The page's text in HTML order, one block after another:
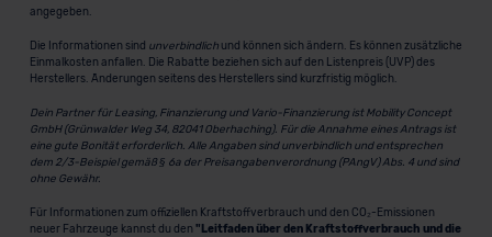
angegeben.
Die Informationen sind unverbindlichund können sich ändern. Es können zusätzliche
Einmalkosten anfallen. Die Rabatte beziehen sich auf den Listenpreis (UVP) des
Herstellers. Änderungen seitens des Herstellers sind kurzfristig möglich.
Dein Partner für Leasing, Finanzierung und Vario-Finanzierung ist Mobility Concept
GmbH (Grünwalder Weg 34, 82041 Oberhaching). Für die Annahme eines Antrags ist
eine gute Bonität erforderlich. Alle Angaben sind unverbindlich und entsprechen
dem 2/3-Beispiel gemäß § 6a der Preisangabenverordnung (PAngV) Abs. 4 und sind
ohne Gewähr.
Für Informationen zum offiziellen Kraftstoffverbrauch und den CO₂-Emissionen
neuer Fahrzeuge kannst du den "Leitfaden über den Kraftstoffverbrauch und die